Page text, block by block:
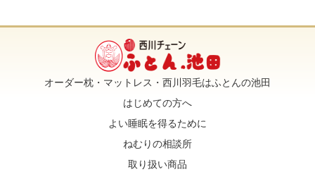
オーダー枕・マットレス・西川羽毛はふとんの池田
はじめての方へ
よい睡眠を得るために
ねむりの相談所
取り扱い商品